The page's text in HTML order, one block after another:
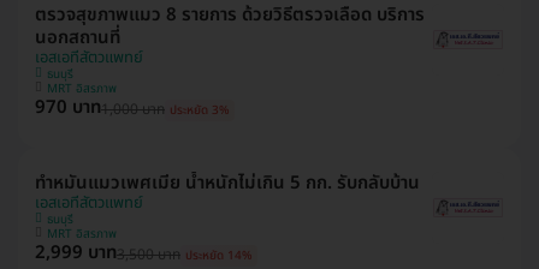
ตรวจสุขภาพแมว 8 รายการ ด้วยวิธีตรวจเลือด บริการ
นอกสถานที่
เอสเอทีสัตวแพทย์
ธนบุรี
MRT อิสรภาพ
970 บาท1,000 บาท ประหยัด 3%
ทำหมันแมวเพศเมีย น้ำหนักไม่เกิน 5 กก. รับกลับบ้าน
เอสเอทีสัตวแพทย์
ธนบุรี
MRT อิสรภาพ
2,999 บาท3,500 บาท ประหยัด 14%